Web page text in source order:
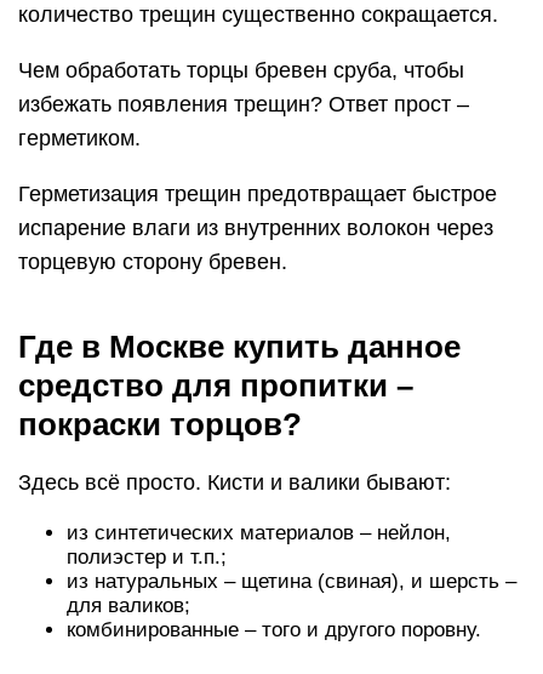
количество трещин существенно сокращается.
Чем обработать торцы бревен сруба, чтобы
избежать появления трещин? Ответ прост –
герметиком.
Герметизация трещин предотвращает быстрое
испарение влаги из внутренних волокон через
торцевую сторону бревен.
Где в Москве купить данное
средство для пропитки –
покраски торцов?
Здесь всё просто. Кисти и валики бывают:
из синтетических материалов – нейлон,
полиэстер и т.п.;
из натуральных – щетина (свиная), и шерсть –
для валиков;
комбинированные – того и другого поровну.